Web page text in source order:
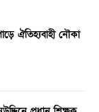
ঐতিহ্যবাহী নৌকা